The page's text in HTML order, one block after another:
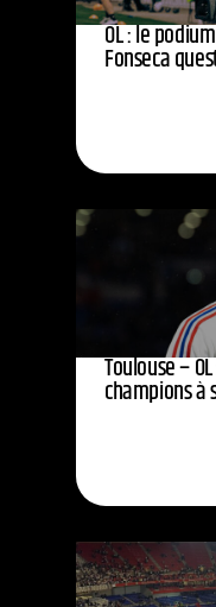
OL : le
Fonseca
Toulouse –
champions à